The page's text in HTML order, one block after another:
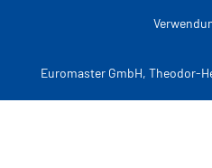
Euromaster GmbH, Theodor-